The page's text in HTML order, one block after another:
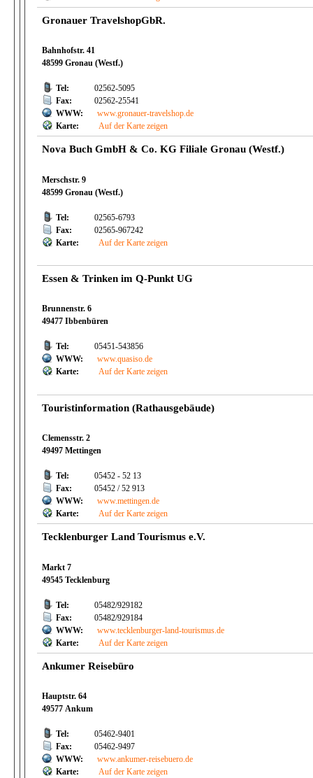
Gronauer TravelshopGbR.
Bahnhofstr. 41
48599 Gronau (Westf.)
Tel:
02562-5095
Fax:
02562-25541
WWW:
www.gronauer-travelshop.de
Karte:
Auf der Karte zeigen
Nova Buch GmbH & Co. KG Filiale Gronau (Westf.)
Merschstr. 9
48599 Gronau (Westf.)
Tel:
02565-6793
Fax:
02565-967242
Karte:
Auf der Karte zeigen
Essen & Trinken im Q-Punkt UG
Brunnenstr. 6
49477 Ibbenbüren
Tel:
05451-543856
WWW:
www.quasiso.de
Karte:
Auf der Karte zeigen
Touristinformation (Rathausgebäude)
Clemensstr. 2
49497 Mettingen
Tel:
05452 - 52 13
Fax:
05452 / 52 913
WWW:
www.mettingen.de
Karte:
Auf der Karte zeigen
Tecklenburger Land Tourismus e.V.
Markt 7
49545 Tecklenburg
Tel:
05482/929182
Fax:
05482/929184
WWW:
www.tecklenburger-land-tourismus.de
Karte:
Auf der Karte zeigen
Ankumer Reisebüro
Hauptstr. 64
49577 Ankum
Tel:
05462-9401
Fax:
05462-9497
WWW:
www.ankumer-reisebuero.de
Karte:
Auf der Karte zeigen